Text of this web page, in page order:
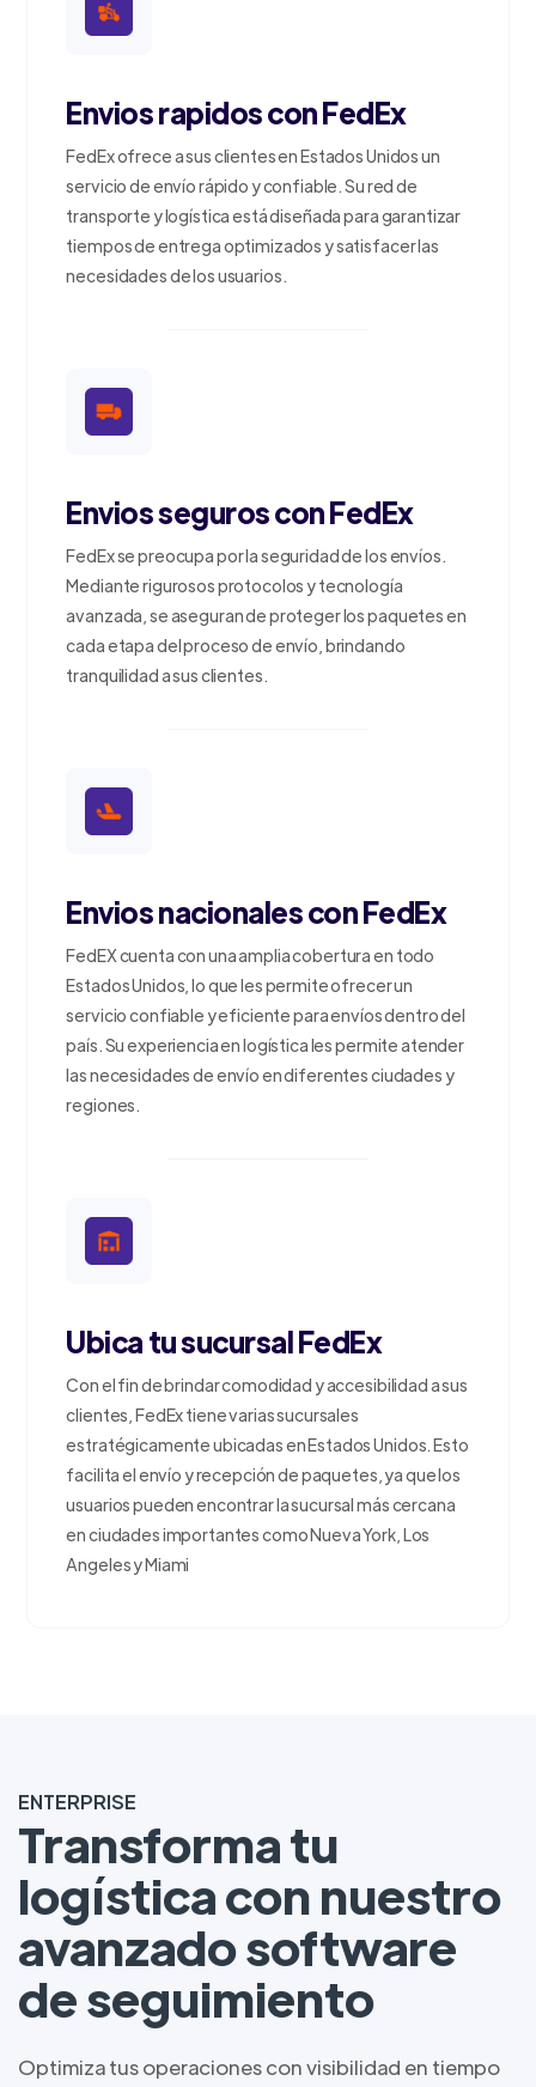
Envios rapidos con FedEx
FedEx ofrece a sus clientes en Estados Unidos un
servicio de envío rápido y confiable. Su red de
transporte y logística está diseñada para garantizar
tiempos de entrega optimizados y satisfacer las
necesidades de los usuarios.
Envios seguros con FedEx
FedEx se preocupa por la seguridad de los envíos.
Mediante rigurosos protocolos y tecnología
avanzada, se aseguran de proteger los paquetes en
cada etapa del proceso de envío, brindando
tranquilidad a sus clientes.
Envios nacionales con FedEx
FedEX cuenta con una amplia cobertura en todo
Estados Unidos, lo que les permite ofrecer un
servicio confiable y eficiente para envíos dentro del
país. Su experiencia en logística les permite atender
las necesidades de envío en diferentes ciudades y
regiones.
Ubica tu sucursal FedEx
Con el fin de brindar comodidad y accesibilidad a sus
clientes, FedEx tiene varias sucursales
estratégicamente ubicadas en Estados Unidos. Esto
facilita el envío y recepción de paquetes, ya que los
usuarios pueden encontrar la sucursal más cercana
en ciudades importantes como Nueva York, Los
Angeles y Miami
ENTERPRISE
Transforma tu
logística con nuestro
avanzado software
de seguimiento
Optimiza tus operaciones con visibilidad en tiempo